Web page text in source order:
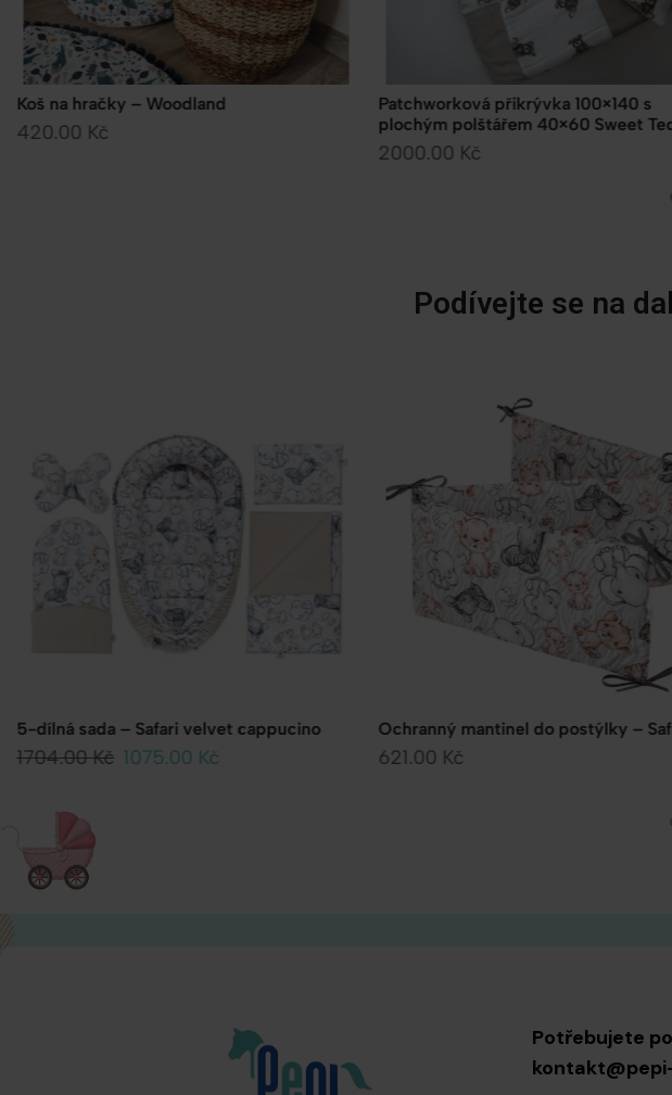
Patchworková přikrývka 100×140 s
plochým polštářem 40×60 Sweet Teddy
Bavlněné prostěradlo s gumou do
postýlky 60×120 – Green Groove
313.00Kč 250.40
Podívejte se na
Ochranný mantinel do postýlky – Safari
621.00Kč
Vložka do kočárku s chrániči na
Safari velvet grey
Potřebujete